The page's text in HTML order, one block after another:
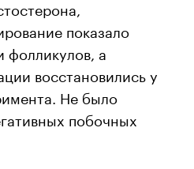
показало
фолликулов, а
восстановились у
Не было
побочных